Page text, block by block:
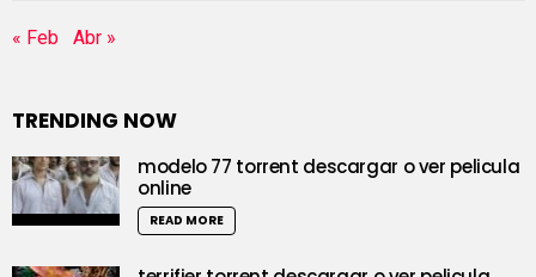
« Feb Abr »
TRENDING NOW
modelo 77 torrent descargar o ver pelicula
online
READ MORE